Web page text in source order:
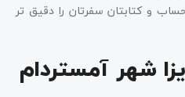
و کتابتان سفرتان را دقیق تر
شهر آمستردام